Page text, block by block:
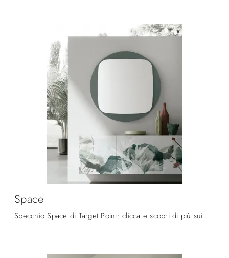
Space
Specchio Space di Target Point: clicca e scopri di più sui Complementi e specchi moderni in vetro del noto e rinomato marchio!